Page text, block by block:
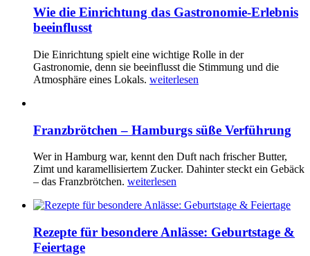
Wie die Einrichtung das Gastronomie-Erlebnis
beeinflusst
Die Einrichtung spielt eine wichtige Rolle in der
Gastronomie, denn sie beeinflusst die Stimmung und die
Atmosphäre eines Lokals. weiterlesen
Franzbrötchen – Hamburgs süße Verführung
Wer in Hamburg war, kennt den Duft nach frischer Butter,
Zimt und karamellisiertem Zucker. Dahinter steckt ein Gebäck
– das Franzbrötchen. weiterlesen
Rezepte für besondere Anlässe: Geburtstage &
Feiertage